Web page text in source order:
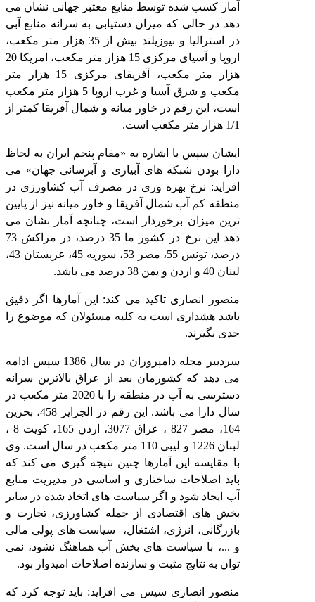
آمار کسب شده توسط منابع معتبر جهانی نشان می
دهد در حالی که میزان دستیابی به سرانه منابع آبی
در استرالیا و نیوزیلند بیش از 35 هزار متر مکعب،
اروپا و آسیای مرکزی 15 هزار متر مکعب، امریکا 20
هزار متر مکعب، آفریقای مرکزی 15 هزار متر
مکعب و شرق آسیا و غرب اروپا 5 هزار متر مکعب
است، این رقم در خاور میانه و شمال آفریقا کمتر از
1/1 هزار متر مکعب است.
ایشان سپس با اشاره به «مقام پنجم ایران به لحاظ
دارا بودن شبکه های آبیاری و آبرسانی جهان» می
افزاید: نرخ بهره وری در مصرف آب کشاورزی در
منطقه کم آب شمال آفریقا و خاور میانه نیز از پایین
ترین میزان برخوردار است، چنانچه آمار نشان می
دهد این نرخ در کشور ما 35 درصد، در مراکش 73
درصد، تونس 55، مصر 53، سوریه 45، عربستان 43،
لبنان 40 و اردن و یمن 38 درصد می باشد.
منصور انصاری تاکید می کند: این آمارها اگر دقیق
باشد هشداری است به کلیه مسئولان که موضوع را
جدی بگیرند.
سردبیر مجله دامپروران در سال 1386 سپس ادامه
می دهد که کشورمان بعد از عراق بالاترین سرانه
دسترسی به آب در منطقه را با 2020 متر مکعب در
سال دارا می باشد. این رقم در الجزایر 458، بحرین
164، مصر 827 ، عراق 3077، اردن 165، کویت 8 ،
لبنان 1226 و لیبی 110 متر مکعب در سال است. وی
با مقایسه این آمارها چنین نتیجه گیری می کند که
باید اصلاحات ساختاری و اساسی در مدیریت منابع
آب ایجاد شود و اگر سیاست های اتخاذ شده در سایر
بخش های اقتصادی از جمله کشاورزی، تجارت و
بازرگانی، انرژی، اشتغال، سیاست های پولی مالی
و ...، با سیاست های بخش آب هماهنگ نشود، نمی
توان به نتایج مثبت و سازنده اصلاحات امیدوار بود.
منصور انصاری سپس می افزاید: باید توجه کرد که